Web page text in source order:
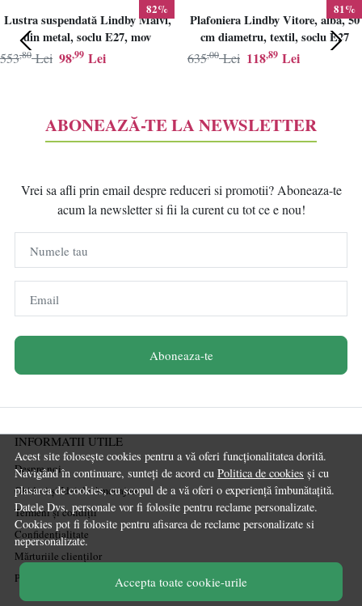
Acest site folosește cookies pentru a vă oferi funcționalitatea dorită.
Navigând în continuare, sunteți de acord cu Politica de cookies și cu
plasarea de cookies, cu scopul de a vă oferi o experiență îmbunătațită.
Datele Dvs. personale vor fi folosite pentru reclame personalizate.
Cookies pot fi folosite pentru afisarea de reclame personalizate si
nepersonalizate.
Accepta toate cookie-urile
82%
Lustra suspendată Lindby Maivi,
din metal, soclu E27, mov
98,99 Lei
553,80 Lei
81%
Plafoniera Lindby Vitore, alba, 50
cm diametru, textil, soclu E27
118,89 Lei
635,00 Lei
ABONEAZĂ-TE LA NEWSLETTER
Vrei sa afli prin email despre reduceri si promotii? Aboneaza-te
acum la newsletter si fii la curent cu tot ce e nou!
Numele tau
Email
Aboneaza-te
INFORMATII UTILE
Despre noi
Ghiduri și Idei de Amenajare
Termeni și condiții
Confidențialitate
Mărturiile clienților
Politica de Cookies